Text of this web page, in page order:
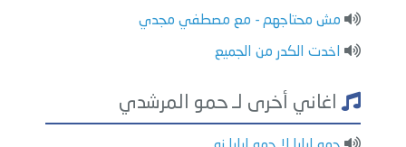
مش محتاجهم - مع مصطفي مجدي
اخدت الكدر من الجميع
اغاني أخرى لـ حمو المرشدي